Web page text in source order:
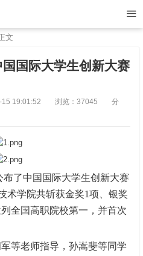
文
国际大学生创新大赛
15 19:01:52 浏览：37045
分
了中国国际大学生创新大赛
术学院共斩获金奖1项、银奖
全国高职院校第一，并首次
等老师指导，孙嵩斐等同学